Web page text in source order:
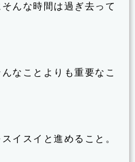
んな時間は過ぎ去って
なことよりも重要なこ
イスイと進めること。